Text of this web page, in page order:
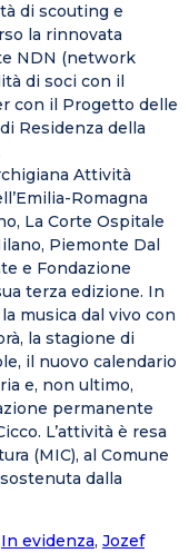
di scouting e
la rinnovata
NDN (network
di soci con il
con il Progetto delle
Residenza della
Attività
Romagna
La Corte Ospitale
Piemonte Dal
e Fondazione
terza edizione. In
musica dal vivo con
la stagione di
il nuovo calendario
e, non ultimo,
permanente
L’attività è resa
(MIC), al Comune
dalla
In evidenza, Jozef